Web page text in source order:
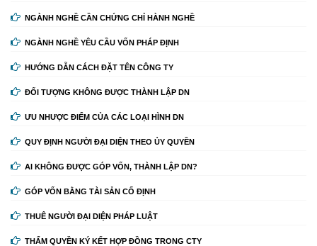
NGÀNH NGHỀ CẦN CHỨNG CHỈ HÀNH NGHỀ
NGÀNH NGHỀ YÊU CẦU VỐN PHÁP ĐỊNH
HƯỚNG DẪN CÁCH ĐẶT TÊN CÔNG TY
ĐỐI TƯỢNG KHÔNG ĐƯỢC THÀNH LẬP DN
ƯU NHƯỢC ĐIỂM CỦA CÁC LOẠI HÌNH DN
QUY ĐỊNH NGƯỜI ĐẠI DIỆN THEO ỦY QUYỀN
AI KHÔNG ĐƯỢC GÓP VỐN, THÀNH LẬP DN?
GÓP VỐN BẰNG TÀI SẢN CỐ ĐỊNH
THUÊ NGƯỜI ĐẠI DIỆN PHÁP LUẬT
THẨM QUYỀN KÝ KẾT HỢP ĐỒNG TRONG CTY